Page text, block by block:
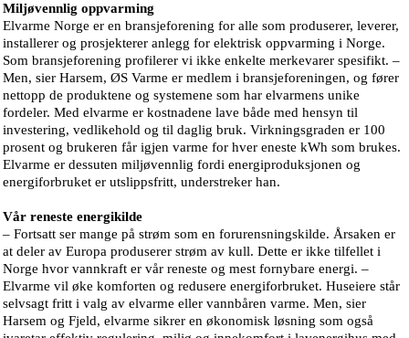
Miljøvennlig oppvarming
Elvarme Norge er en bransjeforening for alle som produserer, leverer,
installerer og prosjekterer anlegg for elektrisk oppvarming i Norge.
Som bransjeforening profilerer vi ikke enkelte merkevarer spesifikt. –
Men, sier Harsem, ØS Varme er medlem i bransjeforeningen, og fører
nettopp de produktene og systemene som har elvarmens unike
fordeler. Med elvarme er kostnadene lave både med hensyn til
investering, vedlikehold og til daglig bruk. Virkningsgraden er 100
prosent og brukeren får igjen varme for hver eneste kWh som brukes.
Elvarme er dessuten miljøvennlig fordi energiproduksjonen og
energiforbruket er utslippsfritt, understreker han.
Vår reneste energikilde
– Fortsatt ser mange på strøm som en forurensningskilde. Årsaken er
at deler av Europa produserer strøm av kull. Dette er ikke tilfellet i
Norge hvor vannkraft er vår reneste og mest fornybare energi. –
Elvarme vil øke komforten og redusere energiforbruket. Huseiere står
selvsagt fritt i valg av elvarme eller vannbåren varme. Men, sier
Harsem og Fjeld, elvarme sikrer en økonomisk løsning som også